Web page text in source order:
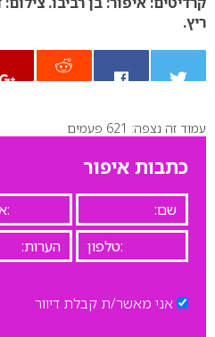
ריץ.
0
עמוד זה נצפה: 621 פעמים
כתבות איפור
אני מאשר/ת קבלת דיוור